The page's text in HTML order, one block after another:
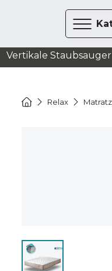
Vertikale Staubsauger
Relax